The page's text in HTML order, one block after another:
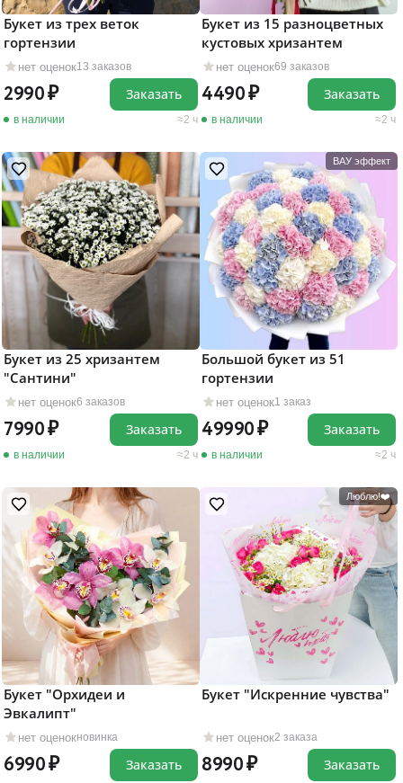
нет оценок13 заказов
Букет из трех веток
гортензии
2990
в наличии 2 ч
Заказать
нет оценок69 заказов
Букет из 15 разноцветных
кустовых хризантем
4490
в наличии 2 ч
Заказать
нет оценок6 заказов
Букет из 25 хризантем
"Сантини"
7990
в наличии 2 ч
Заказать
ВАУ эффект
нет оценок1 заказ
Большой букет из 51
гортензии
49990
в наличии 2 ч
Заказать
нет оценокновинка
Букет "Орхидеи и
Эвкалипт"
6990 Заказать
Люблю!❤️
нет оценок2 заказа
Букет "Искренние чувства"
8990 Заказать